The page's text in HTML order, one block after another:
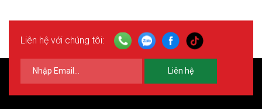
Liên hệ với chúng tôi:
Liên hệ